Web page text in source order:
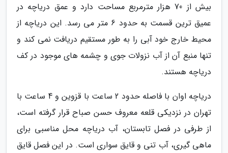
بیش از 70 هزار مترمربع مساحت دارد و عمق دریاچه در
عمیق ترین قسمت به حدود 6 متر می رسد. این دریاچه از
محیط خارج خود آبی را به طور مستقیم دریافت نمی کند و
تنها منبع آن از آب نزولات جوی و چشمه های موجود در کف
دریاچه هستند.
دریاچه اوان با فاصله حدود 2 ساعت با قزوین و 4 ساعت با
تهران در نزدیکی قلعه معروف حسن صباح قرار گرفته است،
از طرفی در فصل تابستان، آب دریاچه محل مناسبی برای
ماهی گیری، آب تنی و قایق سواری است. در این فصل قایق